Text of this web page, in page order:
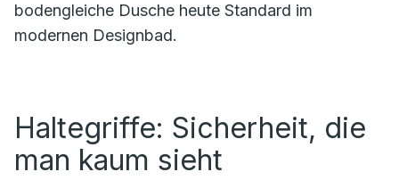
bodengleiche Dusche heute Standard im
modernen Designbad.
Haltegriffe: Sicherheit, die
man kaum sieht